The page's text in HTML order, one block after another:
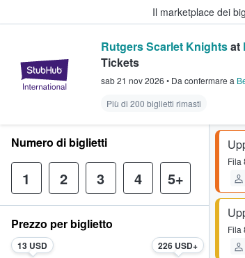
Il marketplace dei
StubHub - Dove i fan
Rutgers Scarlet Knightsat
Tickets
sab 21 nov 2026 • Da confermare a
Più di 200 biglietti rimasti
Fila
Fila
Numero di biglietti
1 2 3 4 5+
Prezzo per biglietto
13 USD 226 USD